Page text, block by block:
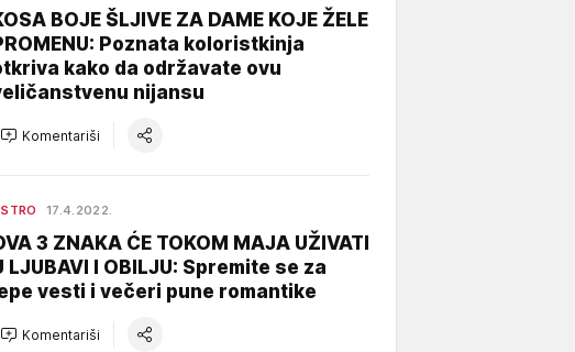
BOJE ŠLJIVE ZA DAME KOJE ŽELE
Poznata koloristkinja
kako da održavate ovu
nijansu
Komentariši
17.4.2022.
3 ZNAKA ĆE TOKOM MAJA UŽIVATI
LJUBAVI I OBILJU: Spremite se za
vesti i večeri pune romantike
Komentariši